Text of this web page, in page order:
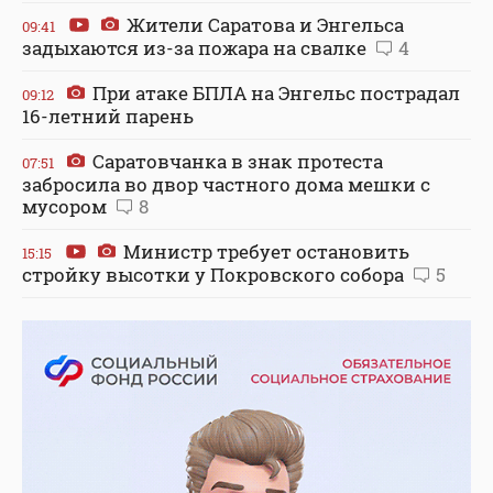
09:41
Жители Саратова и Энгельса
задыхаются из-за пожара на свалке
4
09:12
При атаке БПЛА на Энгельс пострадал
16-летний парень
07:51
Саратовчанка в знак протеста
забросила во двор частного дома мешки с
мусором
8
15:15
Министр требует остановить
стройку высотки у Покровского собора
5